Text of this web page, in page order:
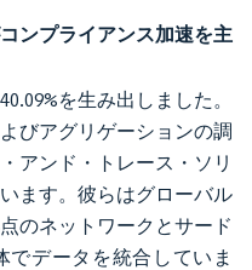
ンプライアンス加速を主
を生み出しました。
びアグリゲーションの調
アンド・トレース・ソリ
ます。彼らはグローバル
のネットワークとサード
データを統合していま